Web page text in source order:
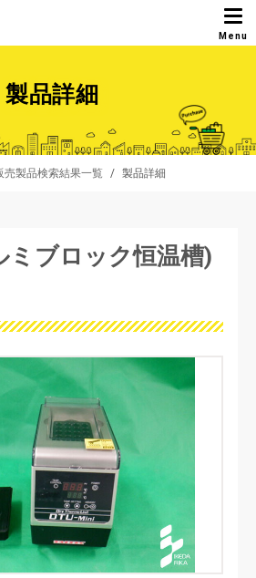
製品詳細
売製品検索結果一覧 / 製品詳細
ミブロック恒温槽)